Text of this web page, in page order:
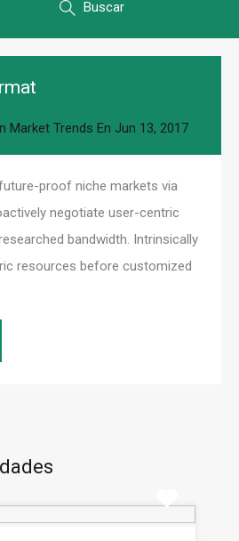
Buscar
Market Trends En Jun 13, 2017
proof niche markets via
negotiate user-centric
bandwidth. Intrinsically
resources before customized